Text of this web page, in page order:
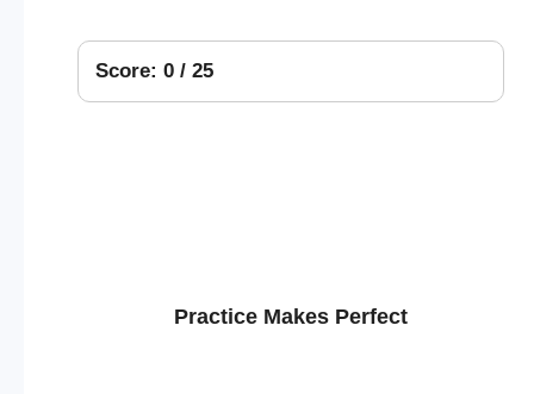
Score: 0 / 25
Practice Makes Perfect